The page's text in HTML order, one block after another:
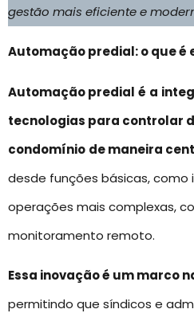
gestão mais eficiente e
Automação predial: o que é
Automação predial é a
tecnologias para controlar
condomínio de maneira
desde funções básicas, como
operações mais complexas,
monitoramento remoto.
Essa inovação é um marco
permitindo que síndicos e